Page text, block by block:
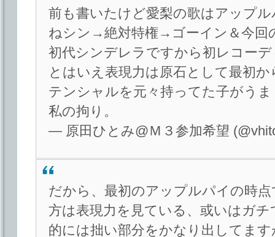
前も書いたけど愛梨の歌はアップ
ねシン→絶対特権→ゴーイン＆今回
初代シンデレラですから初レコー
とはいえ表現力は原石として最初
テンシャルを元々持ってた子がう
私の拘り。
— 原田ひとみ@Ｍ３参加希望
だから、最初のアップルパイの時
方は表現力を見ている、或いはガ
的には拙い部分をかなり出してま